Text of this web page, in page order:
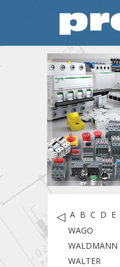
◁ A B C D E
WAGO
WALDMANN
WALTER